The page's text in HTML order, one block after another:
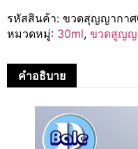
รหัสสินค้า: ขวดสุญญากาศ
หมวดหมู่: 30ml, ขวดสูญญ
คำอธิบาย